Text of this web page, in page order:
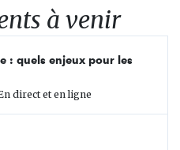
à venir
: quels enjeux pour les
direct et en ligne